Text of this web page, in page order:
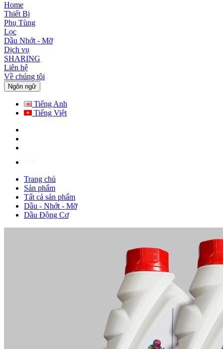
Home
Thiết Bị
Phụ Tùng
Lọc
Dầu Nhớt - Mỡ
Dịch vụ
SHARING
Liên hệ
Về chúng tôi
Ngôn ngữ
Tiếng Anh
Tiếng Việt
Trang chủ
Sản phẩm
Tất cả sản phẩm
Dầu - Nhớt - Mỡ
Dầu Động Cơ